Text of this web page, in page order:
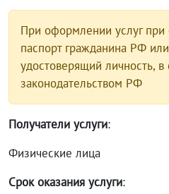
При оформлении услуг
паспорт гражданина РФ
удостоверящий личность, в
законодательством РФ
Получатели услуги:
Физические лица
Срок оказания услуги: